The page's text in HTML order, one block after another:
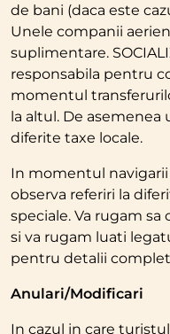
de bani (daca este
Unele companii
suplimentare.
responsabila pentru
momentul
la altul. De
diferite taxe locale.
In momentul
observa referiri la
speciale. Va rugam
si va rugam luati
pentru detalii
Anulari/Modificari
In cazul in care